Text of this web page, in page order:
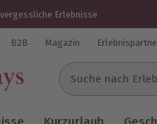
Erlebnisse
B2B Magazin
Suche nach